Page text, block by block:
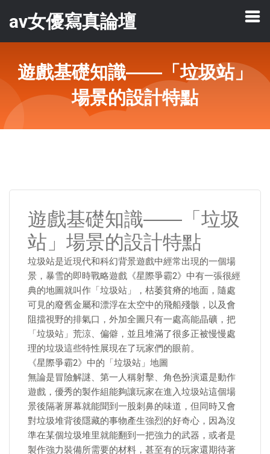
av女優寫真論壇
遊戲基礎知識——「垃圾站」
場景的設計特點
遊戲基礎知識——「垃圾
站」場景的設計特點
垃圾站是近現代和科幻背景遊戲中經常出現的一個場
景，暴雪的即時戰略遊戲《星際爭霸2》中有一張很經
典的地圖就叫作「垃圾站」，枯萎貧瘠的地面，隨處
可見的廢舊金屬和漂浮在太空中的飛船殘骸，以及會
阻擋視野的排氣口，外加全圖只有一處高能晶礦，把
「垃圾站」荒涼、偏僻，並且堆滿了很多正被慢慢處
理的垃圾這些特性展現在了玩家們的眼前。
《星際爭霸2》中的「垃圾站」地圖
無論是冒險解謎、第一人稱射擊、角色扮演還是動作
遊戲，優秀的製作組能夠讓玩家在進入垃圾站這個場
景後隔著屏幕就能聞到一股刺鼻的味道，但同時又會
對垃圾堆背後隱藏的事物產生強烈的好奇心，因為沒
準在某個垃圾堆里就能翻到一把強力的武器，或者是
製作強力裝備所需要的材料，甚至有的玩家還期待著